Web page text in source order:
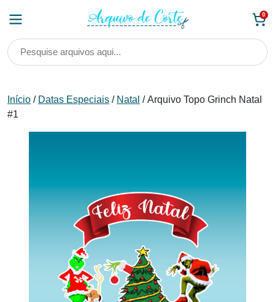
0
Início / Datas Especiais / Natal / Arquivo Topo Grinch Natal
#1